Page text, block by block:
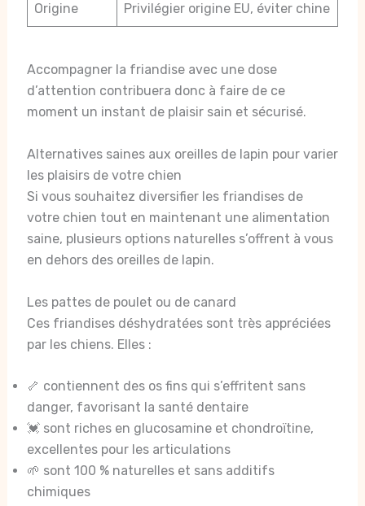
Origine Privilégier origine EU, éviter chine
Accompagner la friandise avec une dose
d’attention contribuera donc à faire de ce
moment un instant de plaisir sain et sécurisé.
Alternatives saines aux oreilles de lapin pour varier
les plaisirs de votre chien
Si vous souhaitez diversifier les friandises de
votre chien tout en maintenant une alimentation
saine, plusieurs options naturelles s’offrent à vous
en dehors des oreilles de lapin.
Les pattes de poulet ou de canard
Ces friandises déshydratées sont très appréciées
par les chiens. Elles :
🦴 contiennent des os fins qui s’effritent sans
danger, favorisant la santé dentaire
💓 sont riches en glucosamine et chondroïtine,
excellentes pour les articulations
🌱 sont 100 % naturelles et sans additifs
chimiques